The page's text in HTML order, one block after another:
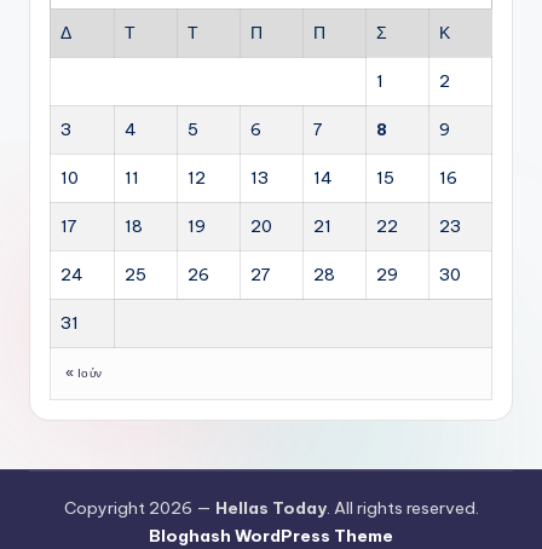
Δ Τ Τ Π Π Σ Κ
1 2
3 4 5 6 7 8 9
10 11 12 13 14 15 16
17 18 19 20 21 22 23
24 25 26 27 28 29 30
31
« Ιούν
Copyright 2026 — Hellas Today. All rights reserved.
Bloghash WordPress Theme